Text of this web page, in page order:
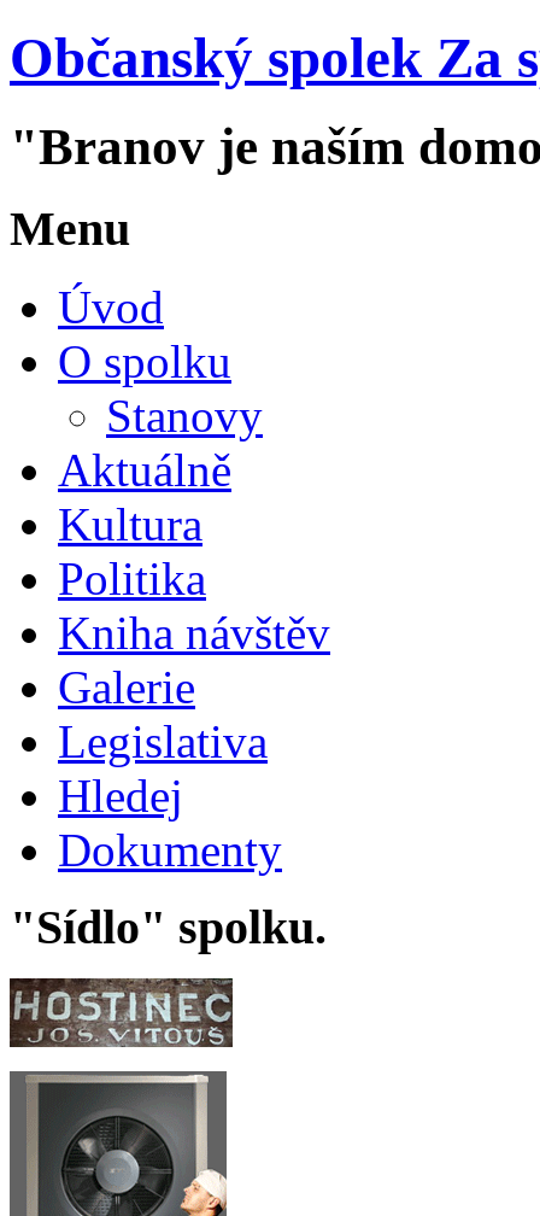
Občanský spolek Za
"Branov je naším
Menu
Úvod
O spolku
Stanovy
Aktuálně
Kultura
Politika
Kniha návštěv
Galerie
Legislativa
Hledej
Dokumenty
"Sídlo" spolku.